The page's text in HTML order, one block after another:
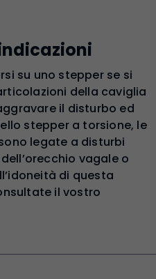
su uno stepper se si
della caviglia
il disturbo ed
stepper a torsione, le
legate a disturbi
vagale o
di questa
il vostro